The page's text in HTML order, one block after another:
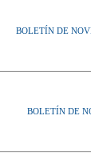
BOLETÍN DE
BOLETÍN DE